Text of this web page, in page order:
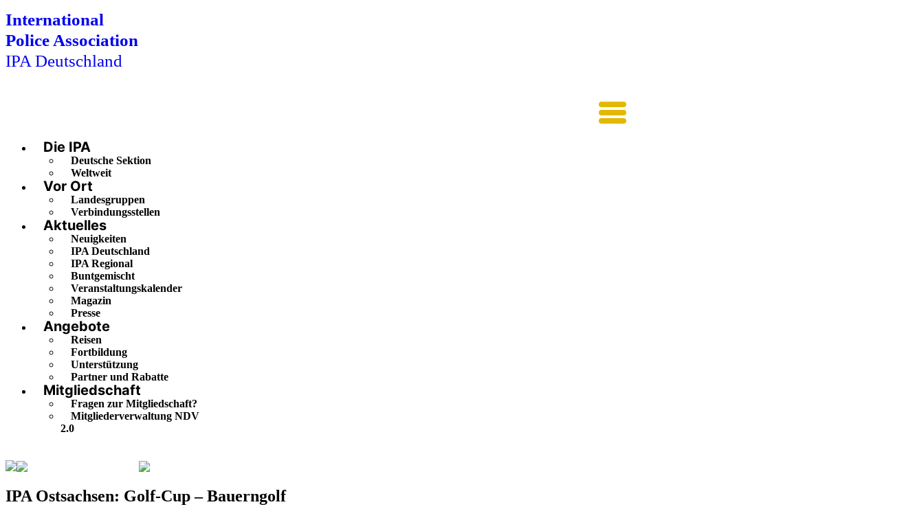
International
Police Association
IPA Deutschland
Main
Menu
Die IPA
Deutsche Sektion
Weltweit
Vor Ort
Landesgruppen
Verbindungsstellen
Aktuelles
Neuigkeiten
IPA Deutschland
IPA Regional
Buntgemischt
Veranstaltungskalender
Magazin
Presse
Angebote
Reisen
Fortbildung
Unterstützung
Partner und Rabatte
Mitgliedschaft
Fragen zur Mitgliedschaft?
Mitgliederverwaltung NDV
2.0
IPA Ostsachsen: Golf-Cup – Bauerngolf